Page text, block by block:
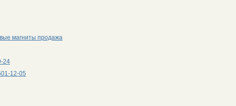
магниты продажа
24
12-05